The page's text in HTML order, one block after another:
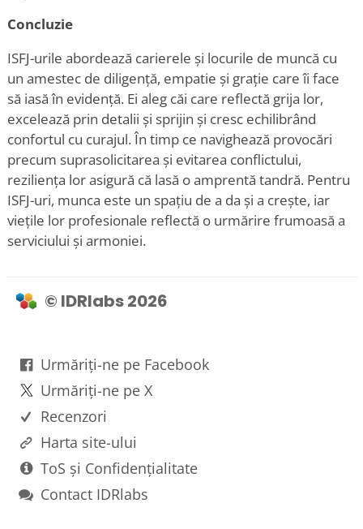
Concluzie
ISFJ-urile abordează carierele și locurile de muncă cu
un amestec de diligență, empatie și grație care îi face
să iasă în evidență. Ei aleg căi care reflectă grija lor,
excelează prin detalii și sprijin și cresc echilibrând
confortul cu curajul. În timp ce navighează provocări
precum suprasolicitarea și evitarea conflictului,
reziliența lor asigură că lasă o amprentă tandră. Pentru
ISFJ-uri, munca este un spațiu de a da și a crește, iar
viețile lor profesionale reflectă o urmărire frumoasă a
serviciului și armoniei.
© IDRlabs 2026
Urmăriți-ne pe Facebook
Urmăriți-ne pe X
Recenzori
Harta site-ului
ToS și Confidențialitate
Contact IDRlabs